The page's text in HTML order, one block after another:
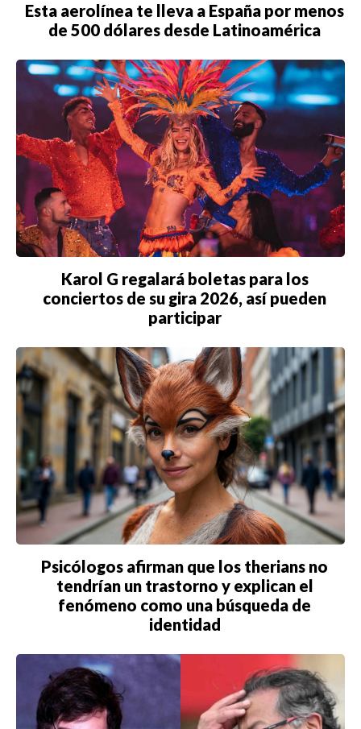
CDMX
CHICAGO
DUBAI
LAS VEGAS
LISBOA
LOS ÁNGELES
MADRID
MEDELLÍN
MIAMI
MONTREAL
NUEVA YORK
ORLANDO
PARÍS
ROMA
TORONTO
VANCOUVER
©2026 QPASA MEDIA, Inc. All rights reserved.
Esta aerolínea te lleva a España por menos
de 500 dólares desde Latinoamérica
Karol G regalará boletas para los
conciertos de su gira 2026, así pueden
participar
Psicólogos afirman que los therians no
tendrían un trastorno y explican el
fenómeno como una búsqueda de
identidad